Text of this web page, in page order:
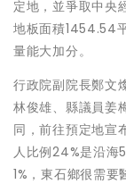
定地，並爭取中央
地板面積1454.54
量能大加分。
行政院副院長鄭文
林俊雄、縣議員姜
同，前往預定地宣
人比例24%是沿海
1%，東石鄉很需